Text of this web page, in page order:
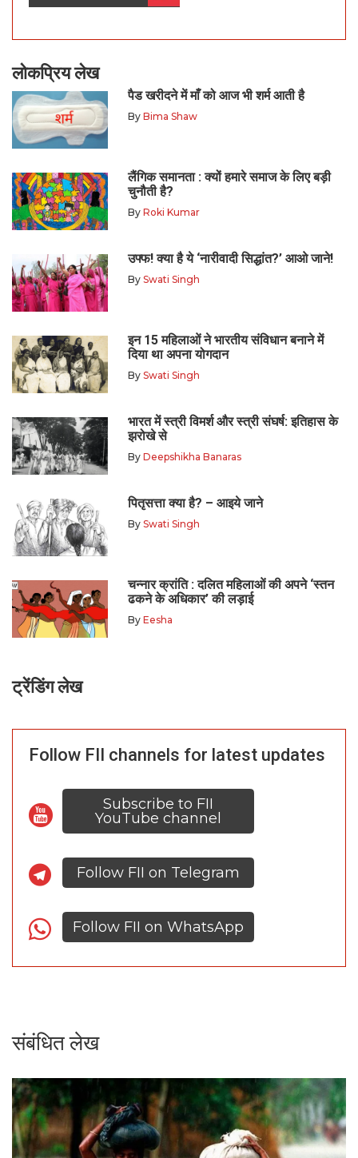
लोकप्रिय लेख
पैड खरीदने में माँ को आज भी शर्म आती है
By Bima Shaw
लैंगिक समानता : क्यों हमारे समाज के लिए बड़ी
चुनौती है?
By Roki Kumar
उफ्फ! क्या है ये ‘नारीवादी सिद्धांत?’ आओ जाने!
By Swati Singh
इन 15 महिलाओं ने भारतीय संविधान बनाने में
दिया था अपना योगदान
By Swati Singh
भारत में स्त्री विमर्श और स्त्री संघर्ष: इतिहास के
झरोखे से
By Deepshikha Banaras
पितृसत्ता क्या है? – आइये जाने
By Swati Singh
चन्नार क्रांति : दलित महिलाओं की अपने ‘स्तन
ढकने के अधिकार’ की लड़ाई
By Eesha
ट्रेंडिंग लेख
Follow FII channels for latest updates
Subscribe to FII
YouTube channel
Follow FII on Telegram
Follow FII on WhatsApp
संबंधित लेख